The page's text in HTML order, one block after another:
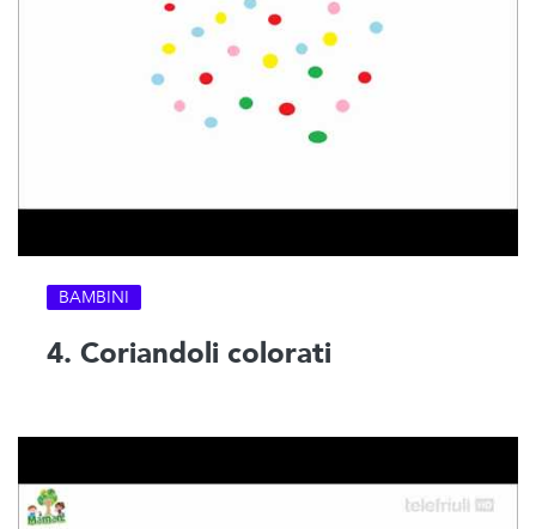
BAMBINI
4. Coriandoli colorati